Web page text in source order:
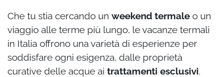
Che tu stia cercando un weekend termale o un
viaggio alle terme più lungo, le vacanze termali
in Italia offrono una varietà di esperienze per
soddisfare ogni esigenza, dalle proprietà
curative delle acque ai trattamenti esclusivi.